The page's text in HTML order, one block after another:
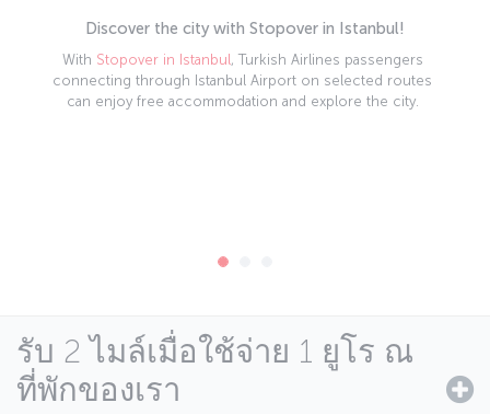
Discover the city with Stopover in Istanbul!
With Stopover in Istanbul, Turkish Airlines passengers
connecting through Istanbul Airport on selected routes
can enjoy free accommodation and explore the city.
รับ 2 ไมล์เมื่อใช้จ่าย 1 ยูโร ณ
ที่พักของเรา